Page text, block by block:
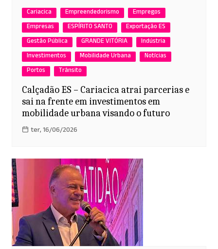
Cariacica Empreendedorismo
Empregos
Empresas
ESPÍRITO SANTO
Exportação ES
Gestão Pública
GRANDE VITÓRIA
Indústria
Investimentos
Mobilidade Urbana
Notícias
Portos
Trânsito
Calçadão ES – Cariacica atrai parcerias e
sai na frente em investimentos em
mobilidade urbana visando o futuro
ter, 16/06/2026